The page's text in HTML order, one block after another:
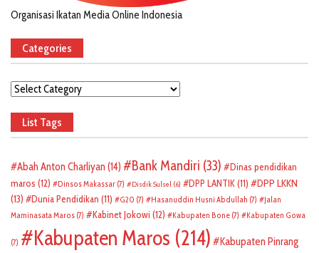
Organisasi Ikatan Media Online Indonesia
Categories
Categories
List Tags
Abah Anton Charliyan (14) Bank Mandiri (33)
Dinas pendidikan
maros (12) Dinsos Makassar (7) Disdik Sulsel (6) DPP LANTIK(11)
DPP LKKN
(13)
Dunia Pendidikan (11) G20 (7) Hasanuddin Husni Abdullah (7)
Jalan
Maminasata Maros (7) Kabinet Jokowi (12) Kabupaten Bone (7) Kabupaten Gowa
(7) Kabupaten Maros (214)
Kabupaten Pinrang